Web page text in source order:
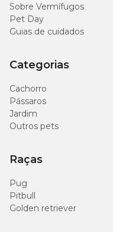
Sobre Vermífugos
Pet Day
Guias de cuidados
Categorias
Cachorro
Pássaros
Jardim
Outros pets
Raças
Pug
Pitbull
Golden retriever